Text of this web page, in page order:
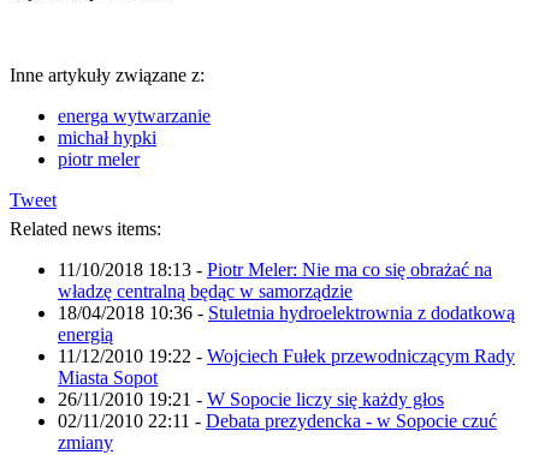
Inne artykuły związane z:
energa wytwarzanie
michał hypki
piotr meler
Tweet
Related news items:
11/10/2018 18:13 - Piotr Meler: Nie ma co się obrażać na
władzę centralną będąc w samorządzie
18/04/2018 10:36 - Stuletnia hydroelektrownia z dodatkową
energią
11/12/2010 19:22 - Wojciech Fułek przewodniczącym Rady
Miasta Sopot
26/11/2010 19:21 - W Sopocie liczy się każdy głos
02/11/2010 22:11 - Debata prezydencka - w Sopocie czuć
zmiany